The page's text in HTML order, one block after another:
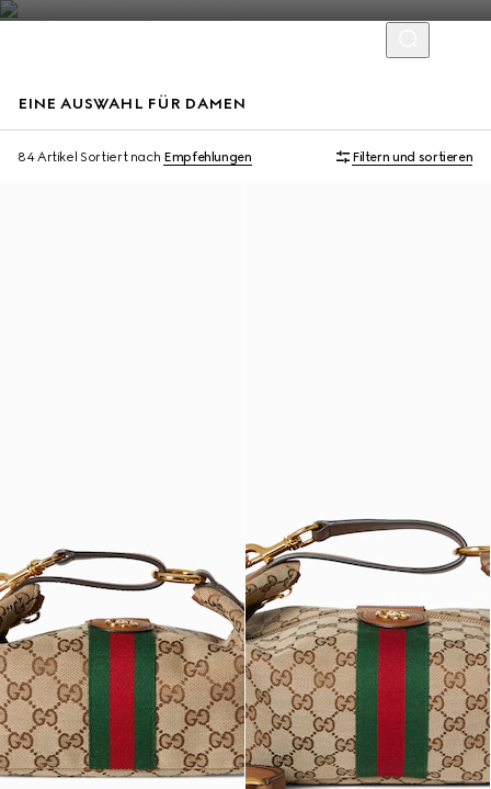
EINE AUSWAHL FÜR DAMEN
84 Artikel Sortiert nach Empfehlungen Filtern und sortieren
Mit Initialen personalisieren Mit Initialen personalisieren